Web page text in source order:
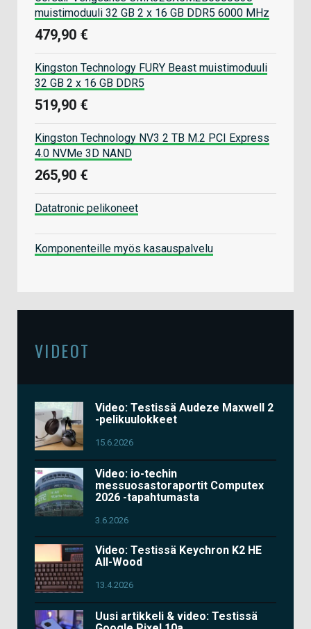
muistimoduuli 32 GB 2 x 16 GB DDR5 6000 MHz
479,90 €
Kingston Technology FURY Beast muistimoduuli
32 GB 2 x 16 GB DDR5
519,90 €
Kingston Technology NV3 2 TB M.2 PCI Express
4.0 NVMe 3D NAND
265,90 €
Datatronic pelikoneet
Komponenteille myös kasauspalvelu
VIDEOT
Video: Testissä Audeze Maxwell 2
-pelikuulokkeet
15.6.2026
Video: io-techin
messuosastoraportit Computex
2026 -tapahtumasta
3.6.2026
Video: Testissä Keychron K2 HE
All-Wood
13.4.2026
Uusi artikkeli & video: Testissä